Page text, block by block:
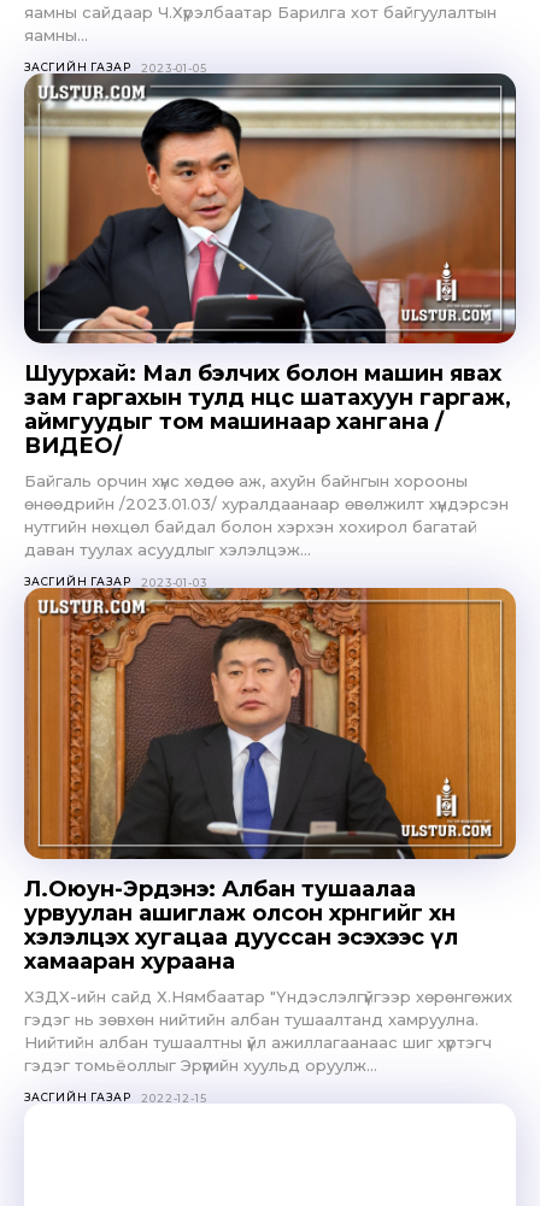
яамны сайдаар Ч.Хүрэлбаатар Барилга хот байгуулалтын
яамны...
ЗАСГИЙН ГАЗАР 2023-01-05
Шуурхай: Мал бэлчих болон машин явах
зам гаргахын тулд нөөцөөс шатахуун гаргаж,
аймгуудыг том машинаар хангана /
ВИДЕО/
Байгаль орчин хүнс хөдөө аж, ахуйн байнгын хорооны
өнөөдрийн /2023.01.03/ хуралдаанаар өвөлжилт хүндэрсэн
нутгийн нөхцөл байдал болон хэрхэн хохирол багатай
даван туулах асуудлыг хэлэлцэж...
ЗАСГИЙН ГАЗАР 2023-01-03
Л.Оюун-Эрдэнэ: Албан тушаалаа
урвуулан ашиглаж олсон хөрөнгийг хөөн
хэлэлцэх хугацаа дууссан эсэхээс үл
хамааран хураана
ХЗДХ-ийн сайд Х.Нямбаатар "Үндэслэлгүйгээр хөрөнгөжих
гэдэг нь зөвхөн нийтийн албан тушаалтанд хамруулна.
Нийтийн албан тушаалтны үйл ажиллагаанаас шиг хүртэгч
гэдэг томьёоллыг Эрүүгийн хуульд оруулж...
ЗАСГИЙН ГАЗАР 2022-12-15